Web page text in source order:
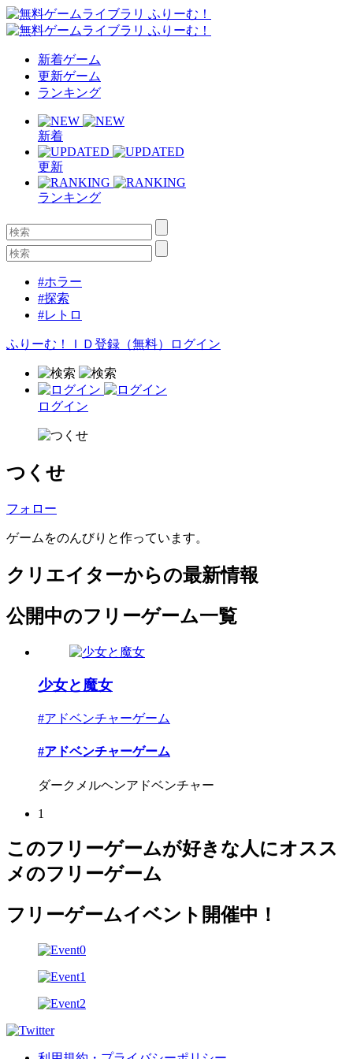
新着ゲーム
更新ゲーム
ランキング
新着
更新
ランキング
#ホラー
#探索
#レトロ
ふりーむ！ＩＤ登録（無料） ログイン
ログイン
つくせ
フォロー
ゲームをのんびりと作っています。
クリエイターからの最新情報
公開中のフリーゲーム一覧
少女と魔女
#アドベンチャーゲーム
#アドベンチャーゲーム
ダークメルヘンアドベンチャー
1
このフリーゲームが好きな人にオスス
メのフリーゲーム
フリーゲームイベント開催中！